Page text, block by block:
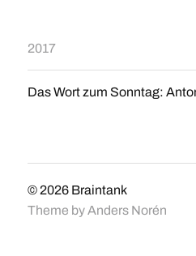
2017
Das Wort zum Sonntag:
© 2026 Braintank
Theme byAnders Norén